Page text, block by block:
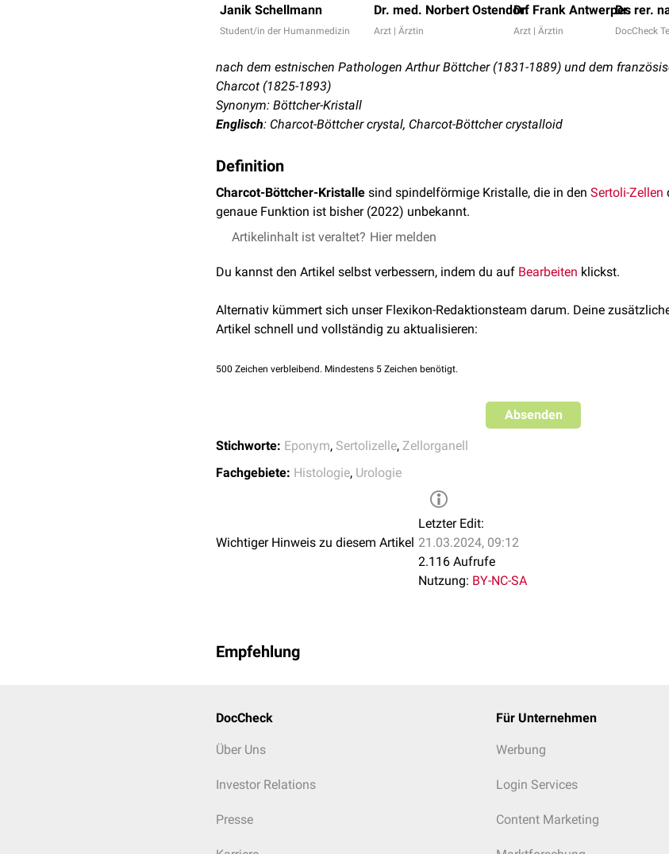
Janik Schellmann
Student/in der Humanmedizin
Dr. med. Norbert Ostendorf
Arzt | Ärztin
Dr. Frank Antwerpes
Arzt | Ärztin
Dr. rer.
DocCheck
nach dem estnischen Pathologen Arthur Böttcher (1831-1889) und dem
Charcot (1825-1893)
Synonym: Böttcher-Kristall
Englisch: Charcot-Böttcher crystal, Charcot-Böttcher crystalloid
Definition
Charcot-Böttcher-Kristalle sind spindelförmige Kristalle, die in den Sertoli-Zellen
genaue Funktion ist bisher (2022) unbekannt.
Artikelinhalt ist veraltet? Hier melden
Du kannst den Artikel selbst verbessern, indem du auf Bearbeiten klickst.
Alternativ kümmert sich unser Flexikon-Redaktionsteam darum. Deine
Artikel schnell und vollständig zu aktualisieren:
500 Zeichen verbleibend. Mindestens 5 Zeichen benötigt.
Absenden
Stichworte: Eponym, Sertolizelle, Zellorganell
Fachgebiete: Histologie, Urologie
Wichtiger Hinweis zu diesem Artikel
Letzter Edit:
21.03.2024, 09:12
2.116 Aufrufe
Nutzung: BY-NC-SA
Empfehlung
DocCheck
Über Uns
Investor Relations
Presse
Für Unternehmen
Werbung
Login Services
Content Marketing